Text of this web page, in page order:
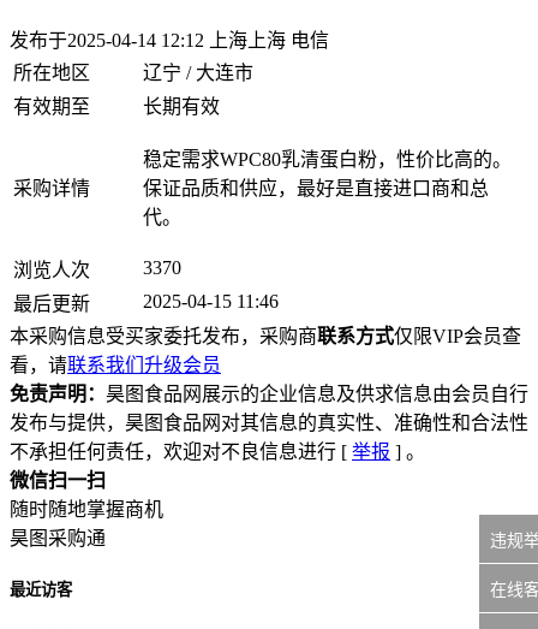
发布于2025-04-14 12:12
上海上海 电信
所在地区
辽宁 / 大连市
有效期至
长期有效
采购详情
稳定需求WPC80乳清蛋白粉，性价比高的。
保证品质和供应，最好是直接进口商和总
代。
浏览人次
3370
最后更新
2025-04-15 11:46
本采购信息受买家委托发布，采购商联系方式仅限VIP会员查
看，请联系我们升级会员
免责声明： 昊图食品网展示的企业信息及供求信息由会员自行
发布与提供，昊图食品网对其信息的真实性、准确性和合法性
不承担任何责任，欢迎对不良信息进行 [ 举报 ] 。
微信扫一扫
随时随地掌握商机
昊图采购通
最近访客
违规
在线